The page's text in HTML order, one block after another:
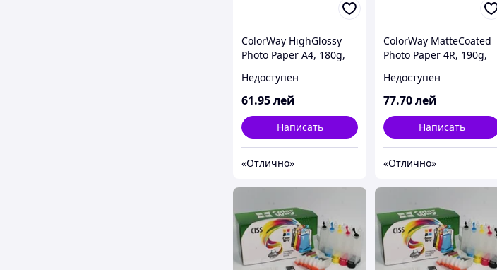
ColorWay HighGlossy
Photo Paper A4, 180g,
Недоступен
61.95лей
Написать
«Отлично»
ColorWay MatteCoated
Photo Paper 4R, 190g,
Недоступен
77.70лей
Написать
«Отлично»